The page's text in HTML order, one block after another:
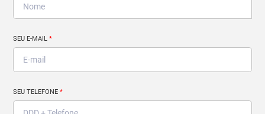
SEU E-MAIL*
SEU TELEFONE*